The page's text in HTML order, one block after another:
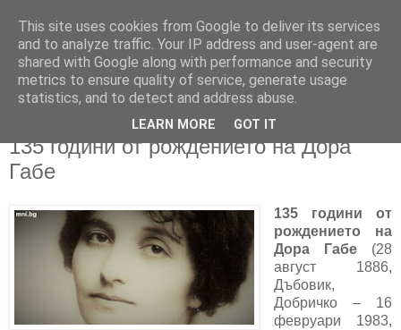
135 години от рождението на Дора
Габе
135 години от
рождението на
Дора Габе(28
август 1886,
Дъбовик,
Добричко – 16
февруари 1983,
This site uses cookies from Google to deliver its services
and to analyze traffic. Your IP address and user-agent are
shared with Google along with performance and security
metrics to ensure quality of service, generate usage
statistics, and to detect and address abuse.
LEARN MORE GOT IT